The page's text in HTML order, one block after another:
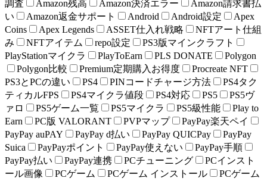
調査
Amazon残高 Amazon決済エラー
Amazon請求書払
い
Amazon返金サポート Android Android設定
Apex
Coins
Apex Legends ASSET仕入れ戦略
NFTアート仕組
み
NFTアイテム repo設定
PS3版マインクラフト
PlayStationマイクラ
PlayToEarn PLS DONATE
Polygon
Polygon比較
Premium定期購入お得度
Procreate NFT
PS3とPCの違い
PS4 PINコードチャージ方法
PS4タク
ティカルFPS
PS4マイクラ値段 PS4対応 PS5
PS5ヴ
ァロ
PS5ゲーム一覧 PS5マイクラ PS5級性能
Play to
Earn
PC版 VALORANT PVPマップ
PayPay楽天ペイ
PayPay auPAY
PayPay d払い PayPay QUICPay
PayPay
Suica
PayPayポイント PayPay使えない
PayPay手順
PayPay払い
PayPay連携 PCチューニング
PCインスト
ール画像
PCゲーム PCゲーム インストール
PCゲーム